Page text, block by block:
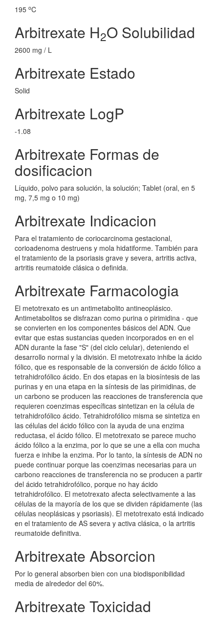
195 oC
Arbitrexate H2O Solubilidad
2600 mg / L
Arbitrexate Estado
Solid
Arbitrexate LogP
-1.08
Arbitrexate Formas de
dosificacion
Líquido, polvo para solución, la solución; Tablet (oral, en 5
mg, 7,5 mg o 10 mg)
Arbitrexate Indicacion
Para el tratamiento de coriocarcinoma gestacional,
corioadenoma destruens y mola hidatiforme. También para
el tratamiento de la psoriasis grave y severa, artritis activa,
artritis reumatoide clásica o definida.
Arbitrexate Farmacologia
El metotrexato es un antimetabolito antineoplásico.
Antimetabolitos se disfrazan como purina o pirimidina - que
se convierten en los componentes básicos del ADN. Que
evitar que estas sustancias queden incorporados en en el
ADN durante la fase "S" (del ciclo celular), deteniendo el
desarrollo normal y la división. El metotrexato inhibe la ácido
fólico, que es responsable de la conversión de ácido fólico a
tetrahidrofólico ácido. En dos etapas en la biosíntesis de las
purinas y en una etapa en la síntesis de las pirimidinas, de
un carbono se producen las reacciones de transferencia que
requieren coenzimas específicas sintetizan en la célula de
tetrahidrofólico ácido. Tetrahidrofólico misma se sintetiza en
las células del ácido fólico con la ayuda de una enzima
reductasa, el ácido fólico. El metotrexato se parece mucho
ácido fólico a la enzima, por lo que se une a ella con mucha
fuerza e inhibe la enzima. Por lo tanto, la síntesis de ADN no
puede continuar porque las coenzimas necesarias para un
carbono reacciones de transferencia no se producen a partir
del ácido tetrahidrofólico, porque no hay ácido
tetrahidrofólico. El metotrexato afecta selectivamente a las
células de la mayoría de los que se dividen rápidamente (las
células neoplásicas y psoriasis). El metotrexato está indicado
en el tratamiento de AS severa y activa clásica, o la artritis
reumatoide definitiva.
Arbitrexate Absorcion
Por lo general absorben bien con una biodisponibilidad
media de alrededor del 60%.
Arbitrexate Toxicidad